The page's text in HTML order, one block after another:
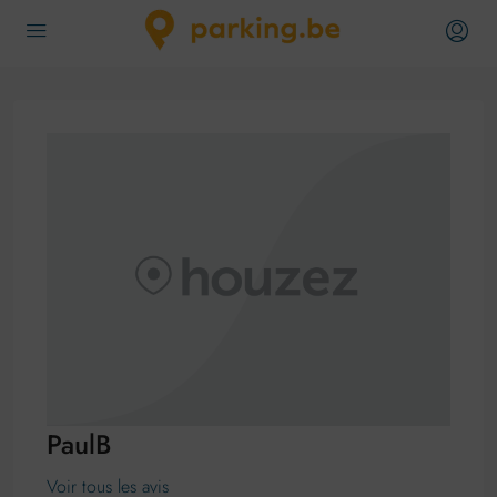
PaulB
Voir tous les avis